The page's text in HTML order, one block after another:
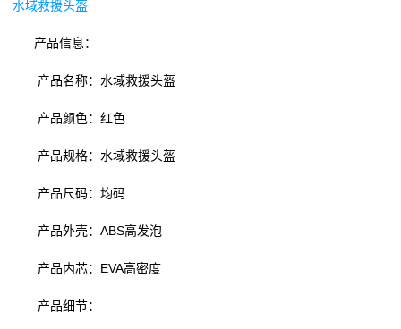
水域救援头盔
产品信息：
产品名称：水域救援头盔
产品颜色：红色
产品规格：水域救援头盔
产品尺码：均码
产品外壳：ABS高发泡
产品内芯：EVA高密度
产品细节：